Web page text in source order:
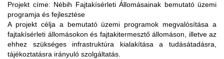
Projekt címe: Nébih Fajtakísérleti Állomásainak bemutató üzemi
programja és fejlesztése
A projekt céljaa bemutató üzemi programok megvalósítása a
fajtakísérleti állomásokon és fajtakitermesztő állomáson, illetve az
ehhez szükséges infrastruktúra kialakítása a tudásátadásra,
tájékoztatásra irányuló szolgáltatás.
eljárások és gazdaságszervezési minták alkalmazása
tekintetében. A gazdálkodók olyan innovatív ismereteket,
növénykultúrákat (fajtákat), környezetvédelmi megoldásokat
ismerhetnek meg, amelyek alkalmazása révén
optimalizálhatják a termelést, csökkenthetik a szennyezőanyag
kibocsátást, valamint eredményesen alkalmazkodhatnak a